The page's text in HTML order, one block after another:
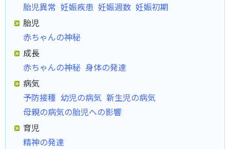
胎児異常 妊娠疾患 妊娠週数 妊娠初期
胎児
赤ちゃんの神秘
成長
赤ちゃんの神秘 身体の発達
病気
予防接種 幼児の病気 新生児の病気
母親の病気の胎児への影響
育児
精神の発達